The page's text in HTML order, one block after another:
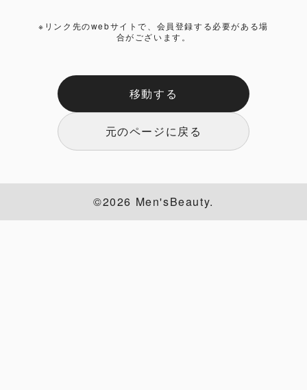
※リンク先のwebサイトで、会員登録する必要がある場
合がございます。
移動する
元のページに戻る
©2026 Men'sBeauty.